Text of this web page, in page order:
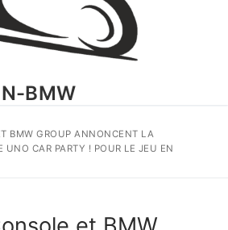
BMW
BMW GROUP ANNONCENT LA
UNO CAR PARTY ! POUR LE JEU EN